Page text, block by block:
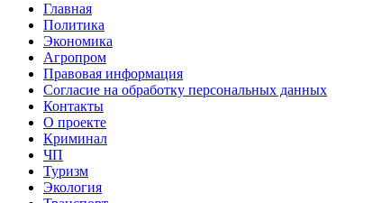
Главная
Политика
Экономика
Агропром
Правовая информация
Согласие на обработку персональных данных
Контакты
О проекте
Криминал
ЧП
Туризм
Экология